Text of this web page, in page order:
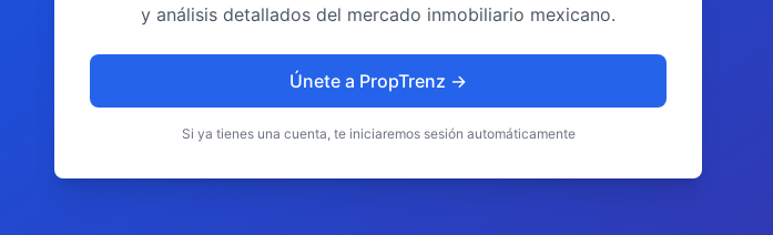
y análisis detallados del mercado inmobiliario mexicano.
Únete a PropTrenz →
Si ya tienes una cuenta, te iniciaremos sesión automáticamente